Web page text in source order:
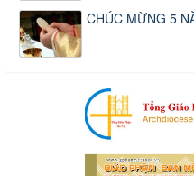
CHÚC MỪNG 5